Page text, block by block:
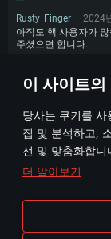
이 사이트
당사는 쿠키를
집 및 분석하고,
선 및 맞춤화합니
더 알아보기
Rusty_Finger 2024
아직도 핵 사용자가
주셨으면 합니다.
이용 약관
개인정보 정